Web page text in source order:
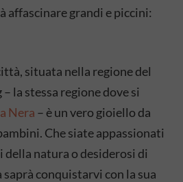
affascinare grandi e piccini:
situata nella regione del
la stessa regione dove si
Nera – è un vero gioiello da
Che siate appassionati
natura o desiderosi di
conquistarvi con la sua